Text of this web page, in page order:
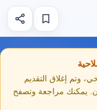
وتم إغلاق التقديم
يمكنك مراجعة وتصفح